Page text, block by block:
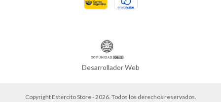
Desarrollador Web
Copyright Estercito Store - 2026. Todos los derechos reservados.